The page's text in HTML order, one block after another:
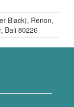
Black), Renon,
Bali 80226